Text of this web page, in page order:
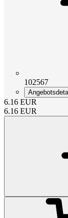
102567
6.16 EUR
6.16 EUR